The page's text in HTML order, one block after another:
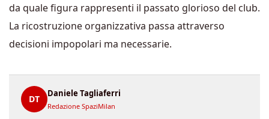
da quale figura rappresenti il passato glorioso del club.
La ricostruzione organizzativa passa attraverso
decisioni impopolari ma necessarie.
DT
Daniele Tagliaferri
Redazione SpaziMilan